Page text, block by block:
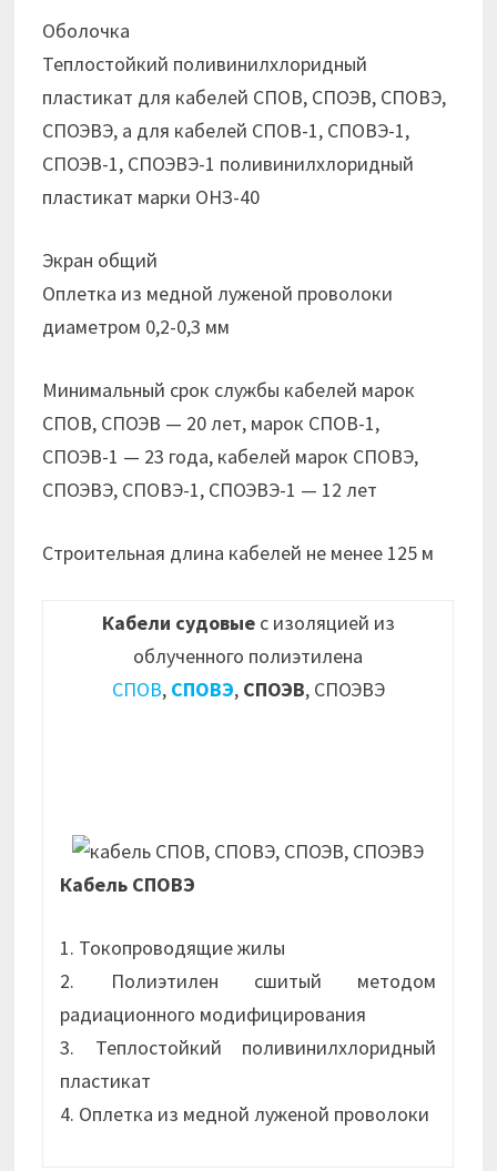
Оболочка
Теплостойкий поливинилхлоридный
пластикат для кабелей СПОВ, СПОЭВ, СПОВЭ,
СПОЭВЭ, а для кабелей СПОВ-1, СПОВЭ-1,
СПОЭВ-1, СПОЭВЭ-1 поливинилхлоридный
пластикат марки ОНЗ-40
Экран общий
Оплетка из медной луженой проволоки
диаметром 0,2-0,3 мм
Минимальный срок службы кабелей марок
СПОВ, СПОЭВ — 20 лет, марок СПОВ-1,
СПОЭВ-1 — 23 года, кабелей марок СПОВЭ,
СПОЭВЭ, СПОВЭ-1, СПОЭВЭ-1 — 12 лет
Строительная длина кабелей не менее 125 м
Кабели судовыес изоляцией из
облученного полиэтилена
СПОВ, СПОВЭ, СПОЭВ, СПОЭВЭ
Кабель СПОВЭ
1. Токопроводящие жилы
2. Полиэтилен сшитый методом
радиационного модифицирования
3. Теплостойкий поливинилхлоридный
пластикат
4. Оплетка из медной луженой проволоки